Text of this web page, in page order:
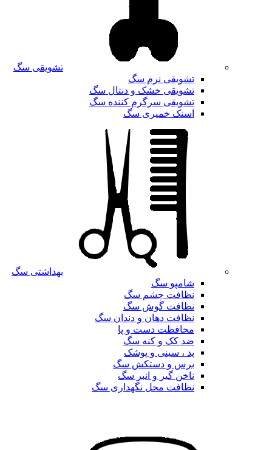
تشویقی سگ
تشویقی نرم سگ
تشویقی خشک و دنتال سگ
تشویقی سرگرم کننده سگ
اسنک خمیری سگ
بهداشتی سگ
شامپو سگ
نظافت چشم سگ
نظافت گوش سگ
نظافت دهان و دندان سگ
محافظت دست و پا
ضد کک و کنه سگ
پد ، سینی و پوشک
برس و دستکش سگ
ناخن گیر و انبر سگ
نظافت محل نگهداری سگ